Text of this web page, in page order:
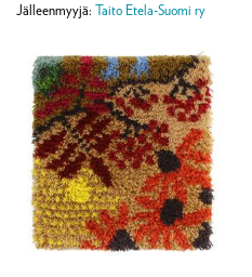
Jälleenmyyjä: Taito Etela-Suomi ry